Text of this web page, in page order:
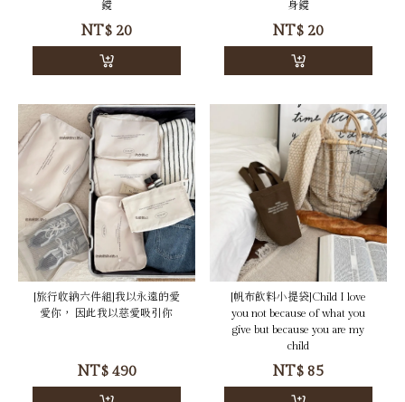
鏡
NT$ 20
身鏡
NT$ 20
[旅行收納六件組]我以永遠的愛
愛你， 因此我以慈愛吸引你
NT$490
[帆布飲料小提袋]Child I love
you not because of what you
give but because you are my
child
NT$ 85